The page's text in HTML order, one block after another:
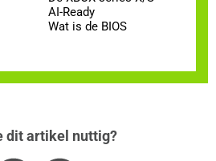
AI-Ready
Wat is de BIOS
dit artikel nuttig?